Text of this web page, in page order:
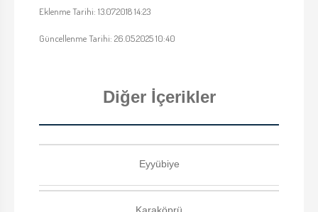
Eklenme Tarihi: 13.07.2018 14:23
Güncellenme Tarihi: 26.05.2025 10:40
Diğer İçerikler
Eyyübiye
Karaköprü